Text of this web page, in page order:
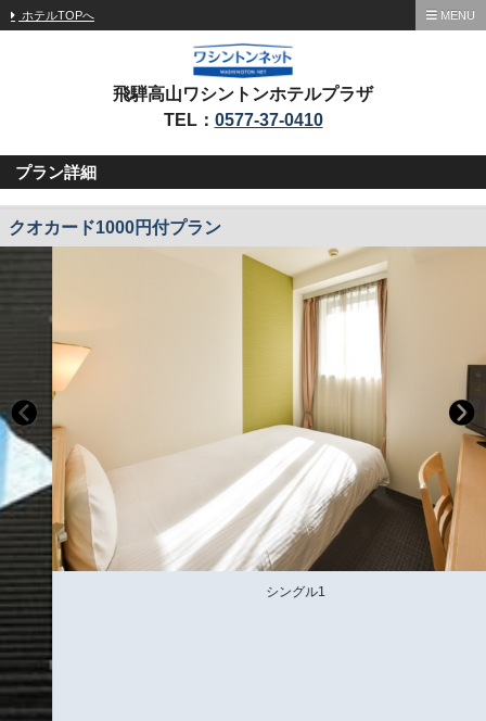
ホテルTOPへ MENU
飛騨高山ワシントンホテルプラザ
TEL： 0577-37-0410
プラン詳細
クオカード1000円付プラン
シングル1